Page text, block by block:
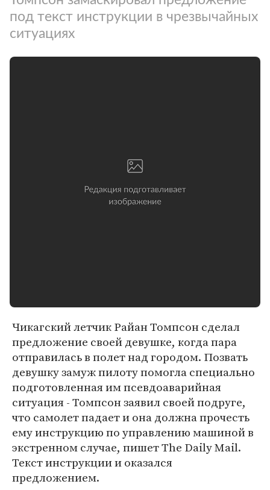
под текст инструкции в чрезвычайных
ситуациях
Чикагский летчик Райан Томпсон сделал
предложение своей девушке, когда пара
отправилась в полет над городом. Позвать
девушку замуж пилоту помогла специально
подготовленная им псевдоаварийная
ситуация - Томпсон заявил своей подруге,
что самолет падает и она должна прочесть
ему инструкцию по управлению машиной в
экстренном случае, пишет The Daily Mail.
Текст инструкции и оказался
предложением.